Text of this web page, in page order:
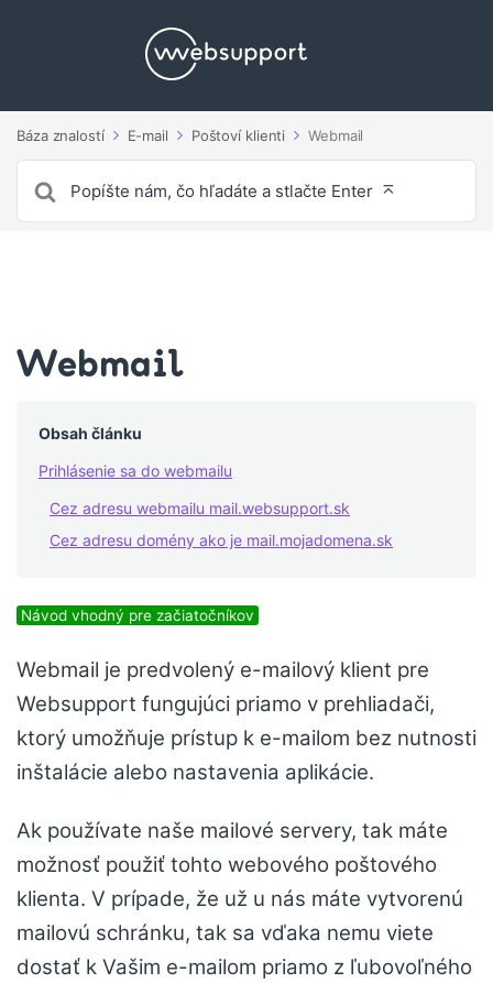
Báza znalostí E-mail Poštoví klienti Webmail
pre
Webmail
Obsah článku
Prihlásenie sa do webmailu
Cez adresu webmailu mail.websupport.sk
Cez adresu domény ako je mail.mojadomena.sk
Návod vhodný pre začiatočníkov
Webmail je predvolený e-mailový klient pre
Websupport fungujúci priamo v prehliadači,
ktorý umožňuje prístup k e-mailom bez nutnosti
inštalácie alebo nastavenia aplikácie.
Ak používate naše mailové servery, tak máte
možnosť použiť tohto webového poštového
klienta. V prípade, že už u nás máte vytvorenú
mailovú schránku, tak sa vďaka nemu viete
dostať k Vašim e-mailom priamo z ľubovoľného